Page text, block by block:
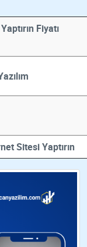
Fiyatı
Sitesi Yaptırın